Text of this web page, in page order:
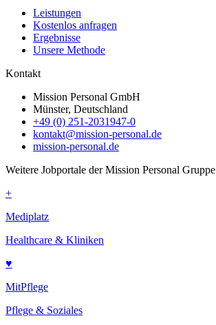
Leistungen
Kostenlos anfragen
Ergebnisse
Unsere Methode
Kontakt
Mission Personal GmbH
Münster, Deutschland
+49 (0) 251-2031947-0
kontakt@mission-personal.de
mission-personal.de
Weitere Jobportale der Mission Personal Gruppe
+
Mediplatz
Healthcare & Kliniken
♥
MitPflege
Pflege & Soziales